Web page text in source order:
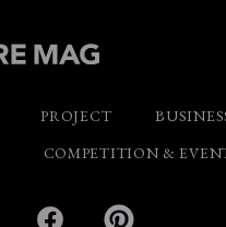
PROJECT
COMPETITION &
Twitter Facebook